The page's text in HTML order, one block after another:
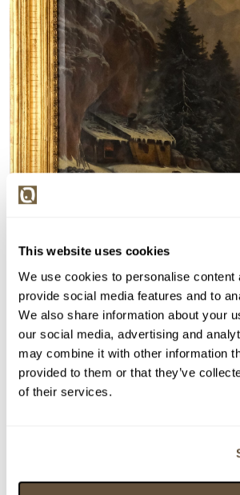
This website uses cookies
We use cookies to personalise content
provide social media features and to
We also share information about your
our social media, advertising and
may combine it with other information
provided to them or that they’ve
of their services.
Detail položky
Olej na plátně, 66x54 cm.
> Zobrazit detail položky a
> zpět
VYDRAŽENO